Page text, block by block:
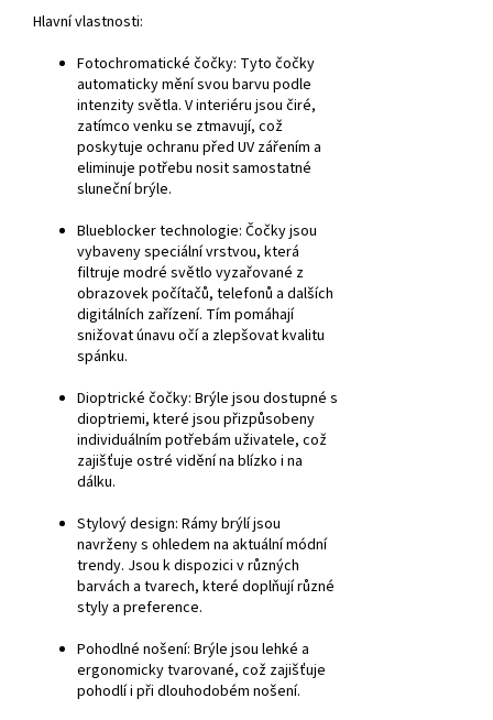
Hlavní vlastnosti:
Fotochromatické čočky: Tyto čočky
automaticky mění svou barvu podle
intenzity světla. V interiéru jsou čiré,
zatímco venku se ztmavují, což
poskytuje ochranu před UV zářením a
eliminuje potřebu nosit samostatné
sluneční brýle.
Blueblocker technologie: Čočky jsou
vybaveny speciální vrstvou, která
filtruje modré světlo vyzařované z
obrazovek počítačů, telefonů a dalších
digitálních zařízení. Tím pomáhají
snižovat únavu očí a zlepšovat kvalitu
spánku.
Dioptrické čočky: Brýle jsou dostupné s
dioptriemi, které jsou přizpůsobeny
individuálním potřebám uživatele, což
zajišťuje ostré vidění na blízko i na
dálku.
Stylový design: Rámy brýlí jsou
navrženy s ohledem na aktuální módní
trendy. Jsou k dispozici v různých
barvách a tvarech, které doplňují různé
styly a preference.
Pohodlné nošení: Brýle jsou lehké a
ergonomicky tvarované, což zajišťuje
pohodlí i při dlouhodobém nošení.